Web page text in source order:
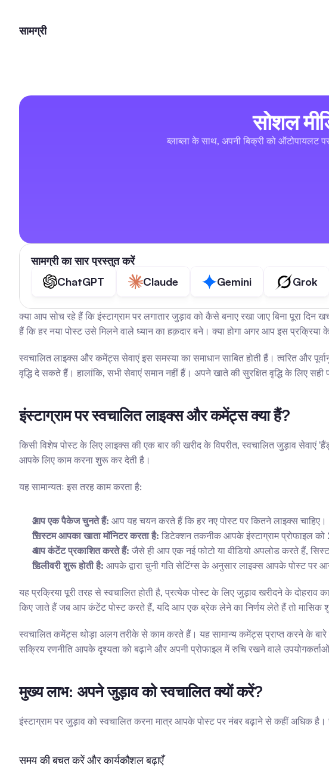
सामग्री
सामग्री का सार प्रस्तुत करें
ChatGPT
Claude Gemini Grok
क्या आप सोच रहे हैं कि इंस्टाग्राम पर लगातार जुड़ाव को कैसे बनाए रखा जाए बिना पूरा
हैं कि हर नया पोस्ट उसे मिलने वाले ध्यान का हक़दार बने। क्या होगा अगर आप इस
स्वचालित लाइक्स और कमेंट्स सेवाएं इस समस्या का समाधान साबित होती हैं। त्वरित और
वृद्धि दे सकते हैं। हालांकि, सभी सेवाएं समान नहीं हैं। अपने खाते की सुरक्षित वृद्धि के लिए
इंस्टाग्राम पर स्वचालित लाइक्स और कमेंट्स क्या हैं?
किसी विशेष पोस्ट के लिए लाइक्स की एक बार की खरीद के विपरीत, स्वचालित जुड़ाव
आपके लिए काम करना शुरू कर देती है।
यह सामान्यतः इस तरह काम करता है:
आप एक पैकेज चुनते हैं: आप यह चयन करते हैं कि हर नए पोस्ट पर कितने लाइक्स चाहिए।
सिस्टम आपका खाता मॉनिटर करता है: डिटेक्शन तकनीक आपके इंस्टाग्राम प्रोफाइल
आप कंटेंट प्रकाशित करते हैं: जैसे ही आप एक नई फोटो या वीडियो अपलोड करते हैं,
डिलीवरी शुरू होती है: आपके द्वारा चुनी गति सेटिंग्स के अनुसार लाइक्स आपके पोस्ट पर
यह प्रक्रिया पूरी तरह से स्वचालित होती है, प्रत्येक पोस्ट के लिए जुड़ाव खरीदने के
किए जाते हैं जब आप कंटेंट पोस्ट करते हैं, यदि आप एक ब्रेक लेने का निर्णय लेते हैं तो मासिक
स्वचालित कमेंट्स थोड़ा अलग तरीके से काम करते हैं। यह सामान्य कमेंट्स प्राप्त करने के
सक्रिय रणनीति आपके दृश्यता को बढ़ाने और अपनी प्रोफाइल में रुचि रखने वाले
मुख्य लाभ: अपने जुड़ाव को स्वचालित क्यों करें?
इंस्टाग्राम पर जुड़ाव को स्वचालित करना मात्र आपके पोस्ट पर नंबर बढ़ाने से कहीं अधिक
समय की बचत करें और कार्यकौशल बढ़ाएँ
सोशल
ब्लाब्ला के साथ, अपनी बिक्री को ऑटोपायलट